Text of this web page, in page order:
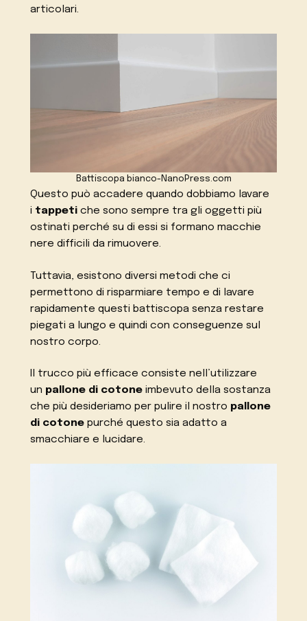
articolari.
Battiscopa bianco-NanoPress.com
Questo può accadere quando dobbiamo lavare
i tappeti che sono sempre tra gli oggetti più
ostinati perché su di essi si formano macchie
nere difficili da rimuovere.
Tuttavia, esistono diversi metodi che ci
permettono di risparmiare tempo e di lavare
rapidamente questi battiscopa senza restare
piegati a lungo e quindi con conseguenze sul
nostro corpo.
Il trucco più efficace consiste nell’utilizzare
un pallone di cotone imbevuto della sostanza
che più desideriamo per pulire il nostro pallone
di cotone purché questo sia adatto a
smacchiare e lucidare.